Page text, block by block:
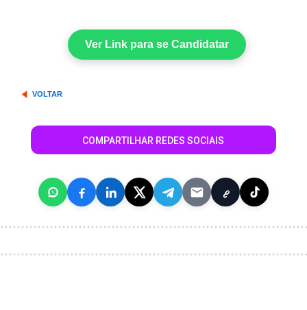
Ver Link para se Candidatar
VOLTAR
COMPARTILHAR REDES SOCIAIS